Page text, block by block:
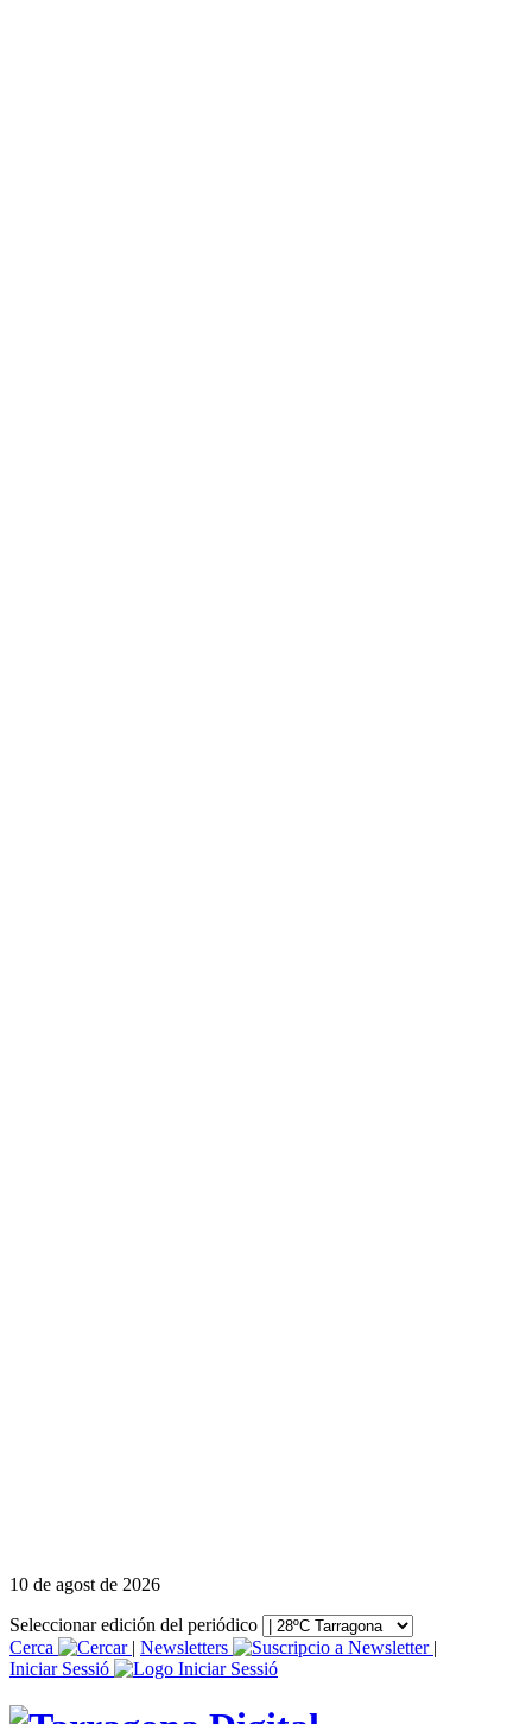
10 de agost de 2026
Seleccionar edición del periódico
Cerca
| Newsletters
|
Iniciar Sessió